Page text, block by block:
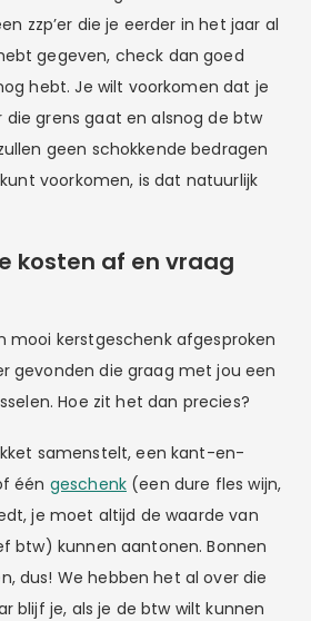
zzp’er die je eerder in het jaar al
gegeven, check dan goed
hebt. Je wilt voorkomen dat je
grens gaat en alsnog de btw
geen schokkende bedragen
voorkomen, is dat natuurlijk
kosten af en vraag
mooi kerstgeschenk afgesproken
gevonden die graag met jou een
Hoe zit het dan precies?
samenstelt, een kant-en-
één geschenk(een dure fles wijn,
je moet altijd de waarde van
btw) kunnen aantonen. Bonnen
dus! We hebben het al over die
blijf je, als je de btw wilt kunnen